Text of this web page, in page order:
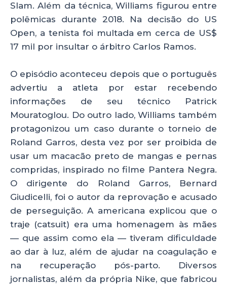
Slam. Além da técnica, Williams figurou entre
polêmicas durante 2018. Na decisão do US
Open, a tenista foi multada em cerca de US$
17 mil por insultar o árbitro Carlos Ramos.
O episódio aconteceu depois que o português
advertiu a atleta por estar recebendo
informações de seu técnico Patrick
Mouratoglou. Do outro lado, Williams também
protagonizou um caso durante o torneio de
Roland Garros, desta vez por ser proibida de
usar um macacão preto de mangas e pernas
compridas, inspirado no filme Pantera Negra.
O dirigente do Roland Garros, Bernard
Giudicelli, foi o autor da reprovação e acusado
de perseguição. A americana explicou que o
traje (catsuit) era uma homenagem às mães
— que assim como ela — tiveram dificuldade
ao dar à luz, além de ajudar na coagulação e
na recuperação pós-parto. Diversos
jornalistas, além da própria Nike, que fabricou